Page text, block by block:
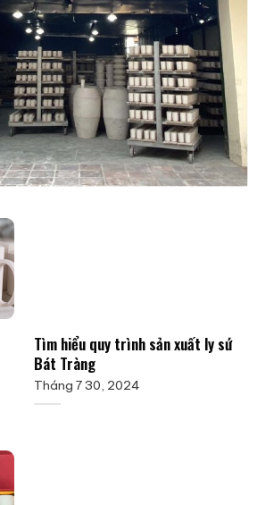
Tìm hiểu quy trình sản xuất ly sứ
Bát Tràng
Tháng 7 30, 2024